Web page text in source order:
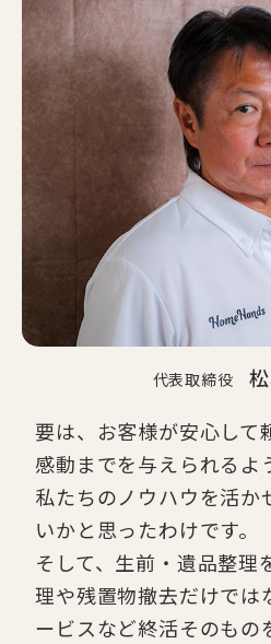
代表取締役
要は、お客様が安心して
感動までを与えられるよ
私たちのノウハウを活か
いかと思ったわけです。
そして、生前・遺品整理
理や残置物撤去だけでは
ービスなど終活そのもの